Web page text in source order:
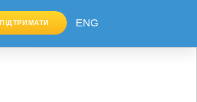
ПІДТРИМАТИ ENG